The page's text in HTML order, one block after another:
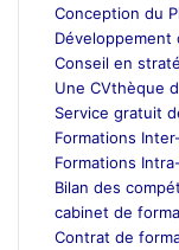
Conception du
Conseil en
Une CVthèque
Service gratuit
Formations
Formations
Bilan des
cabinet de
Contrat de